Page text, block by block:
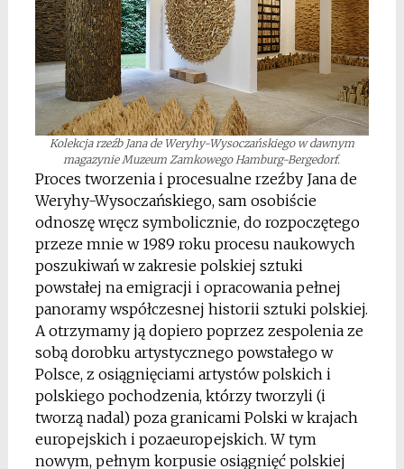
Kolekcja rzeźb Jana de Weryhy-Wysoczańskiego w dawnym
magazynie Muzeum Zamkowego Hamburg-Bergedorf.
Proces tworzenia i procesualne rzeźby Jana de
Weryhy-Wysoczańskiego, sam osobiście
odnoszę wręcz symbolicznie, do rozpoczętego
przeze mnie w 1989 roku procesu naukowych
poszukiwań w zakresie polskiej sztuki
powstałej na emigracji i opracowania pełnej
panoramy współczesnej historii sztuki polskiej.
A otrzymamy ją dopiero poprzez zespolenia ze
sobą dorobku artystycznego powstałego w
Polsce, z osiągnięciami artystów polskich i
polskiego pochodzenia, którzy tworzyli (i
tworzą nadal) poza granicami Polski w krajach
europejskich i pozaeuropejskich. W tym
nowym, pełnym korpusie osiągnięć polskiej